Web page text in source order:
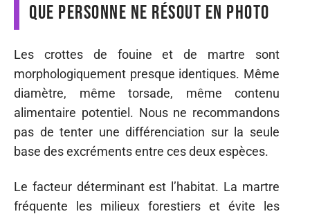
que personne ne résout en photo
Les crottes de fouine et de martre sont
morphologiquement presque identiques. Même
diamètre, même torsade, même contenu
alimentaire potentiel. Nous ne recommandons
pas de tenter une différenciation sur la seule
base des excréments entre ces deux espèces.
Le facteur déterminant est l’habitat. La martre
fréquente les milieux forestiers et évite les